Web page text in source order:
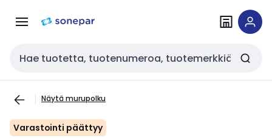
navigointiinsisältöön
Haku
Näytä murupolku
Varastointi päättyy